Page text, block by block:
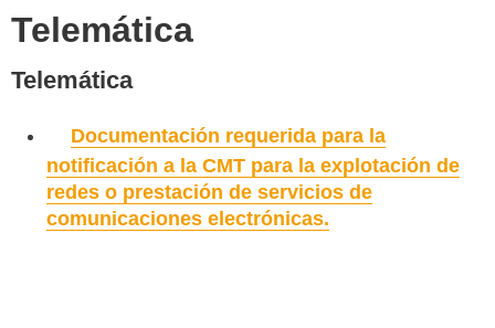
Telemática
Telemática
Documentación requerida para la
notificación a la CMT para la explotación de
redes o prestación de servicios de
comunicaciones electrónicas.